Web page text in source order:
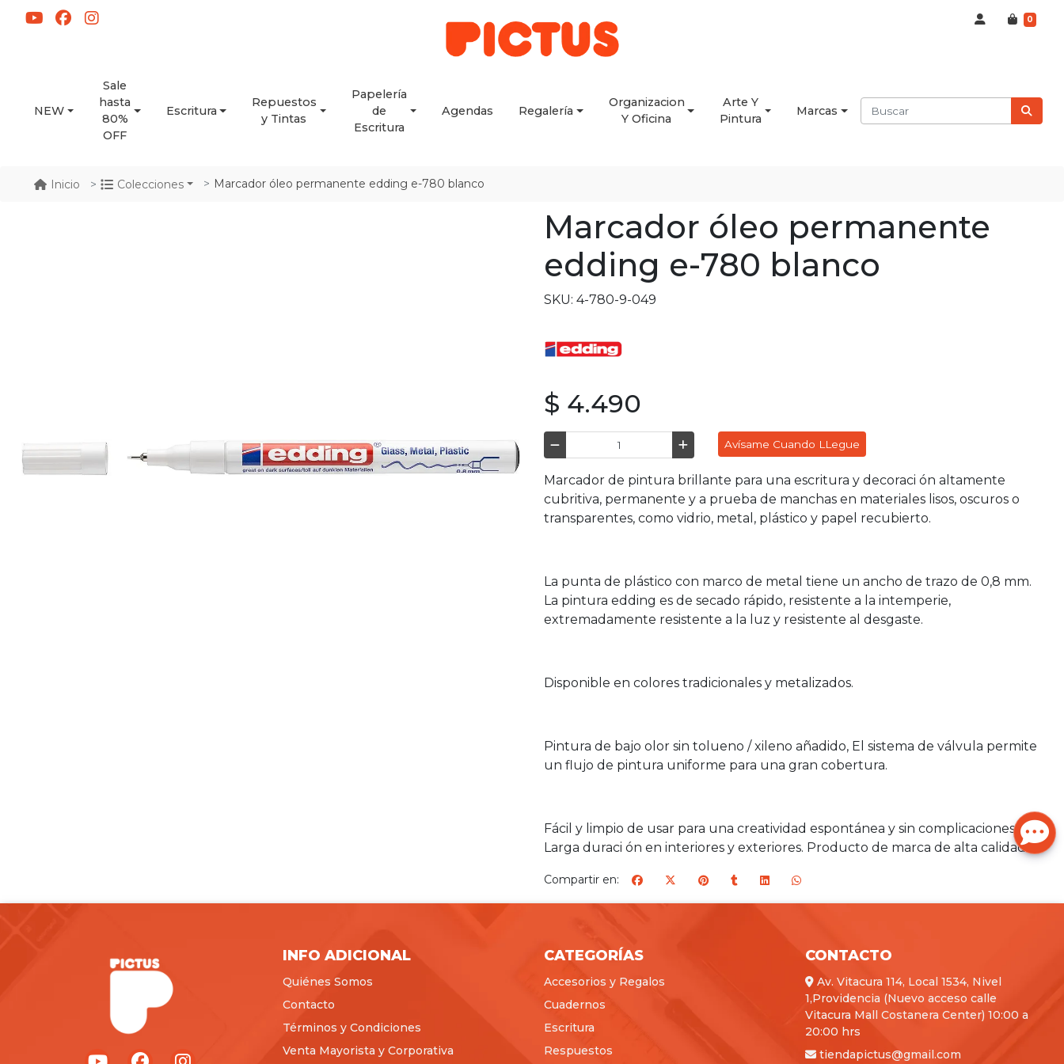
0
NEW
Sale
hasta
80%
OFF
Escritura
Repuestos
y Tintas
Papelería
de
Escritura
Agendas Regalería
Organizacion
Y Oficina
Arte Y
Pintura
Marcas
Inicio Colecciones Marcador óleo permanente edding e-780 blanco
Marcador óleo permanente
edding e-780 blanco
SKU: 4-780-9-049
$ 4.490
Avísame Cuando LLegue
Marcador de pintura brillante para una escritura y decoraci ón altamente
cubritiva, permanente y a prueba de manchas en materiales lisos, oscuros o
transparentes, como vidrio, metal, plástico y papel recubierto.
La punta de plástico con marco de metal tiene un ancho de trazo de 0,8 mm.
La pintura edding es de secado rápido, resistente a la intemperie,
extremadamente resistente a la luz y resistente al desgaste.
Disponible en colores tradicionales y metalizados.
Pintura de bajo olor sin tolueno / xileno añadido, El sistema de válvula permite
un flujo de pintura uniforme para una gran cobertura.
Fácil y limpio de usar para una creatividad espontánea y sin complicaciones.
Larga duraci ón en interiores y exteriores. Producto de marca de alta calidad.
Compartir en:
INFO ADICIONAL
Quiénes Somos
Contacto
Términos y Condiciones
Venta Mayorista y Corporativa
CATEGORÍAS
Accesorios y Regalos
Cuadernos
Escritura
Respuestos
CONTACTO
Av. Vitacura 114, Local 1534, Nivel
1,Providencia (Nuevo acceso calle
Vitacura Mall Costanera Center) 10:00 a
20:00 hrs
tiendapictus@gmail.com